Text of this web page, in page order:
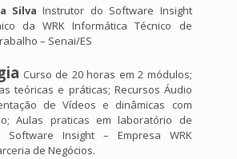
Silva Instrutor do Software Insight
da WRK Informática Técnico de
– Senai/ES
Curso de 20 horas em 2 módulos;
teóricas e práticas; Recursos Áudio
de Vídeos e dinâmicas com
Aulas praticas em laboratório de
Software Insight – Empresa WRK
de Negócios.